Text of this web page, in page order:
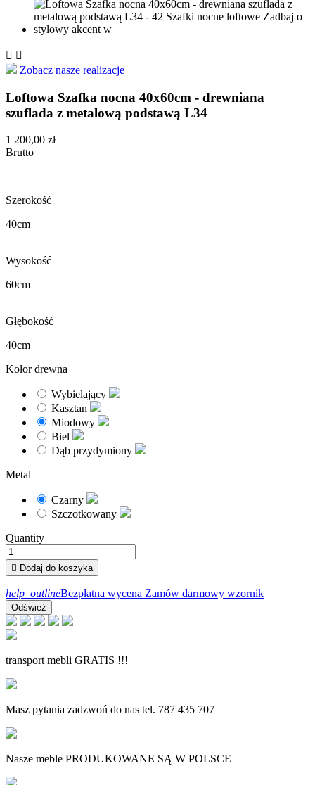
 
Zobacz nasze realizacje
Loftowa Szafka nocna 40x60cm - drewniana
szuflada z metalową podstawą L34
1 200,00 zł
Brutto
Szerokość
40cm
Wysokość
60cm
Głębokość
40cm
Kolor drewna
Wybielający
Kasztan
Miodowy
Biel
Dąb przydymiony
Metal
Czarny
Szczotkowany
Quantity
 Dodaj do koszyka
help_outlineBezpłatna wycena Zamów darmowy wzornik
transport mebli GRATIS !!!
Masz pytania zadzwoń do nas tel. 787 435 707
Nasze meble PRODUKOWANE SĄ W POLSCE